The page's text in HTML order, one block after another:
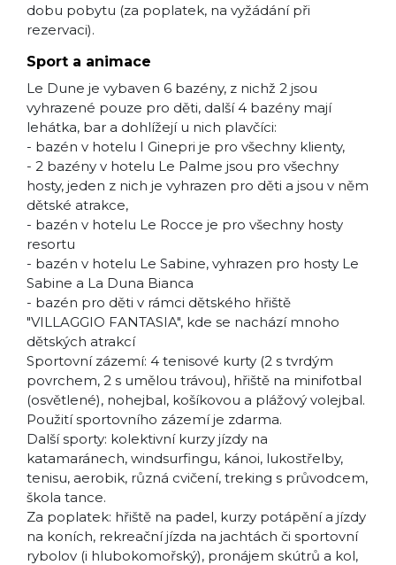
dobu pobytu (za poplatek, na vyžádání při
rezervaci).
Sport a animace
Le Dune je vybaven 6 bazény, z nichž 2 jsou
vyhrazené pouze pro děti, další 4 bazény mají
lehátka, bar a dohlížejí u nich plavčíci:
- bazén v hotelu I Ginepri je pro všechny klienty,
- 2 bazény v hotelu Le Palme jsou pro všechny
hosty, jeden z nich je vyhrazen pro děti a jsou v něm
dětské atrakce,
- bazén v hotelu Le Rocce je pro všechny hosty
resortu
- bazén v hotelu Le Sabine, vyhrazen pro hosty Le
Sabine a La Duna Bianca
- bazén pro děti v rámci dětského hřiště
"VILLAGGIO FANTASIA", kde se nachází mnoho
dětských atrakcí
Sportovní zázemí: 4 tenisové kurty (2 s tvrdým
povrchem, 2 s umělou trávou), hřiště na minifotbal
(osvětlené), nohejbal, košíkovou a plážový volejbal.
Použití sportovního zázemí je zdarma.
Další sporty: kolektivní kurzy jízdy na
katamaránech, windsurfingu, kánoi, lukostřelby,
tenisu, aerobik, různá cvičení, treking s průvodcem,
škola tance.
Za poplatek: hřiště na padel, kurzy potápění a jízdy
na koních, rekreační jízda na jachtách či sportovní
rybolov (i hlubokomořský), pronájem skútrů a kol,